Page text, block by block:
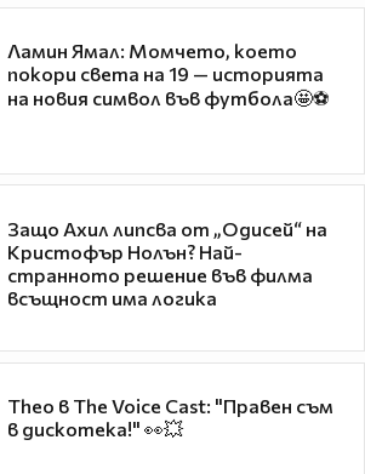
Ламин Ямал: Момчето, което
покори света на 19 — историята
на новия символ във футбола🤩⚽
Защо Ахил липсва от „Одисей“ на
Кристофър Нолън? Най-
странното решение във филма
всъщност има логика
Theo в The Voice Cast: "Правен съм
в дискотека!" 👀💥